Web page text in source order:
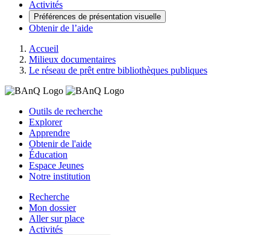
Activités
Préférences de présentation visuelle
Obtenir de l’aide
Accueil
Milieux documentaires
Le réseau de prêt entre bibliothèques publiques
Outils de recherche
Explorer
Apprendre
Obtenir de l'aide
Éducation
Espace Jeunes
Notre institution
Recherche
Mon dossier
Aller sur place
Activités